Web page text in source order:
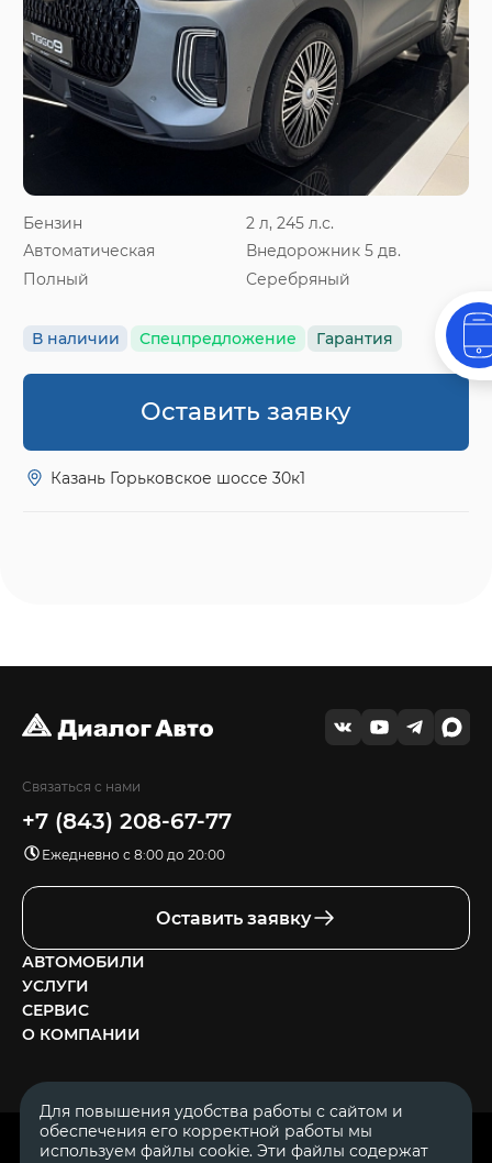
Бензин
2 л, 245 л.с.
Автоматическая
Внедорожник 5 дв.
Полный
Серебряный
В наличии Спецпредложение Гарантия
Оставить заявку
Казань Горьковское шоссе 30к1
Связаться с нами
+7 (843) 208-67-77
Ежедневно с 8:00 до 20:00
Оставить заявку
АВТОМОБИЛИ
УСЛУГИ
СЕРВИС
О КОМПАНИИ
ОГРН 1111644005153
Для повышения удобства работы с сайтом и
обеспечения его корректной работы мы
используем файлы cookie. Эти файлы содержат